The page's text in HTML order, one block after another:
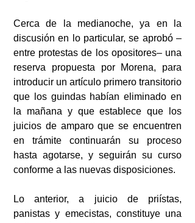
Cerca de la medianoche, ya en la
discusión en lo particular, se aprobó –
entre protestas de los opositores– una
reserva propuesta por Morena, para
introducir un artículo primero transitorio
que los guindas habían eliminado en
la mañana y que establece que los
juicios de amparo que se encuentren
en trámite continuarán su proceso
hasta agotarse, y seguirán su curso
conforme a las nuevas disposiciones.
Lo anterior, a juicio de priístas,
panistas y emecistas, constituye una